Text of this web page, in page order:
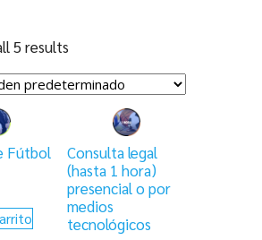
5 results
Fútbol
Consulta legal
(hasta 1 hora)
presencial o por
medios
tecnológicos